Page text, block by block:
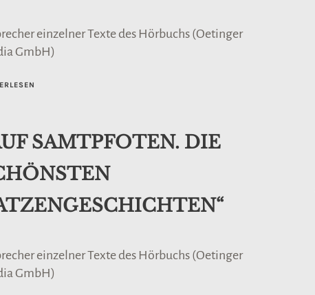
einzelner Texte des Hörbuchs (Oetinger
GmbH)
SAMTPFOTEN. DIE
einzelner Texte des Hörbuchs (Oetinger
GmbH)